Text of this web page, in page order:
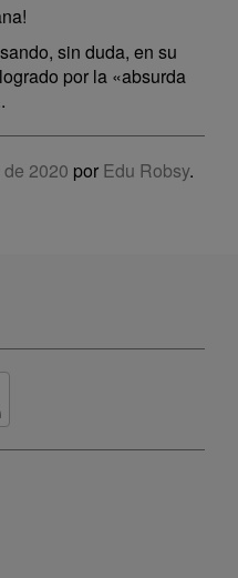
sin duda, en su
por la «absurda
2020 por Edu Robsy.